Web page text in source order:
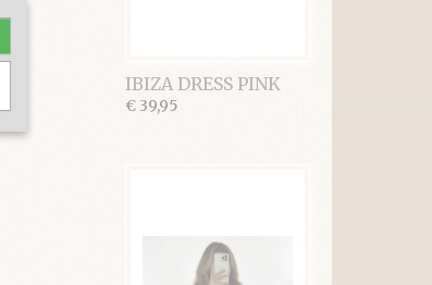
IBIZA DRESS PINK
€ 39,95